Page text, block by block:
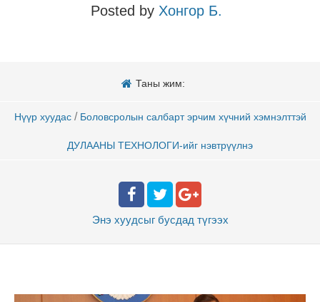
Posted by Хонгор Б.
Таны жим:
Нүүр хуудас / Боловсролын салбарт эрчим хүчний хэмнэлттэй
ДУЛААНЫ ТЕХНОЛОГИ-ийг нэвтрүүлнэ
Энэ хуудсыг бусдад түгээх